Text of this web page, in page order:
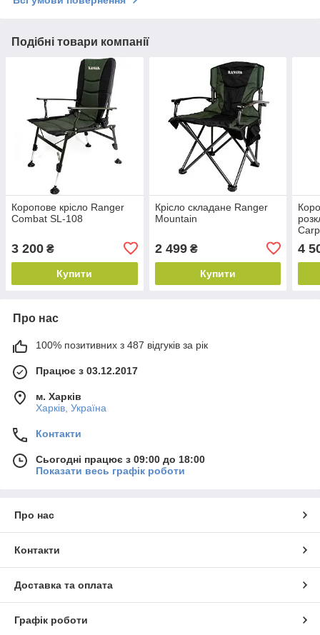
Подібні товари компанії
Коропове крісло Ranger
Сombat SL-108
3 200 ₴
Купити
Крісло складане Ranger
Mountain
2 499₴
Купити
4
Про нас
100% позитивних з 487 відгуків за рік
Працює з 03.12.2017
м. Харків
Харків, Україна
Контакти
Сьогодні працює з 09:00 до 18:00
Показати весь графік роботи
Про нас
Контакти
Доставка та оплата
Графік роботи